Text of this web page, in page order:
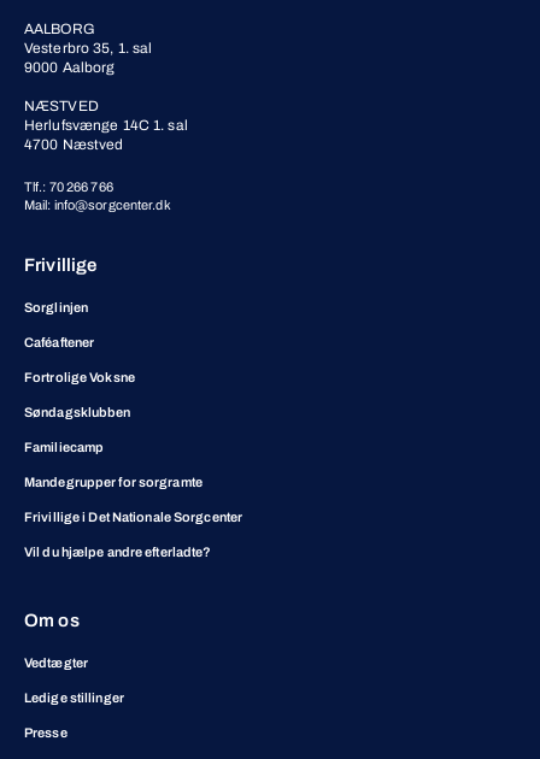
AALBORG
Vesterbro 35, 1. sal
9000 Aalborg
NÆSTVED
Herlufsvænge 14C 1. sal
4700 Næstved
Tlf.: 70 266 766
Mail: info@sorgcenter.dk
Frivillige
Sorglinjen
Caféaftener
Fortrolige Voksne
Søndagsklubben
Familiecamp
Mandegrupper for sorgramte
Frivillige i Det Nationale Sorgcenter
Vil du hjælpe andre efterladte?
Om os
Vedtægter
Ledige stillinger
Presse